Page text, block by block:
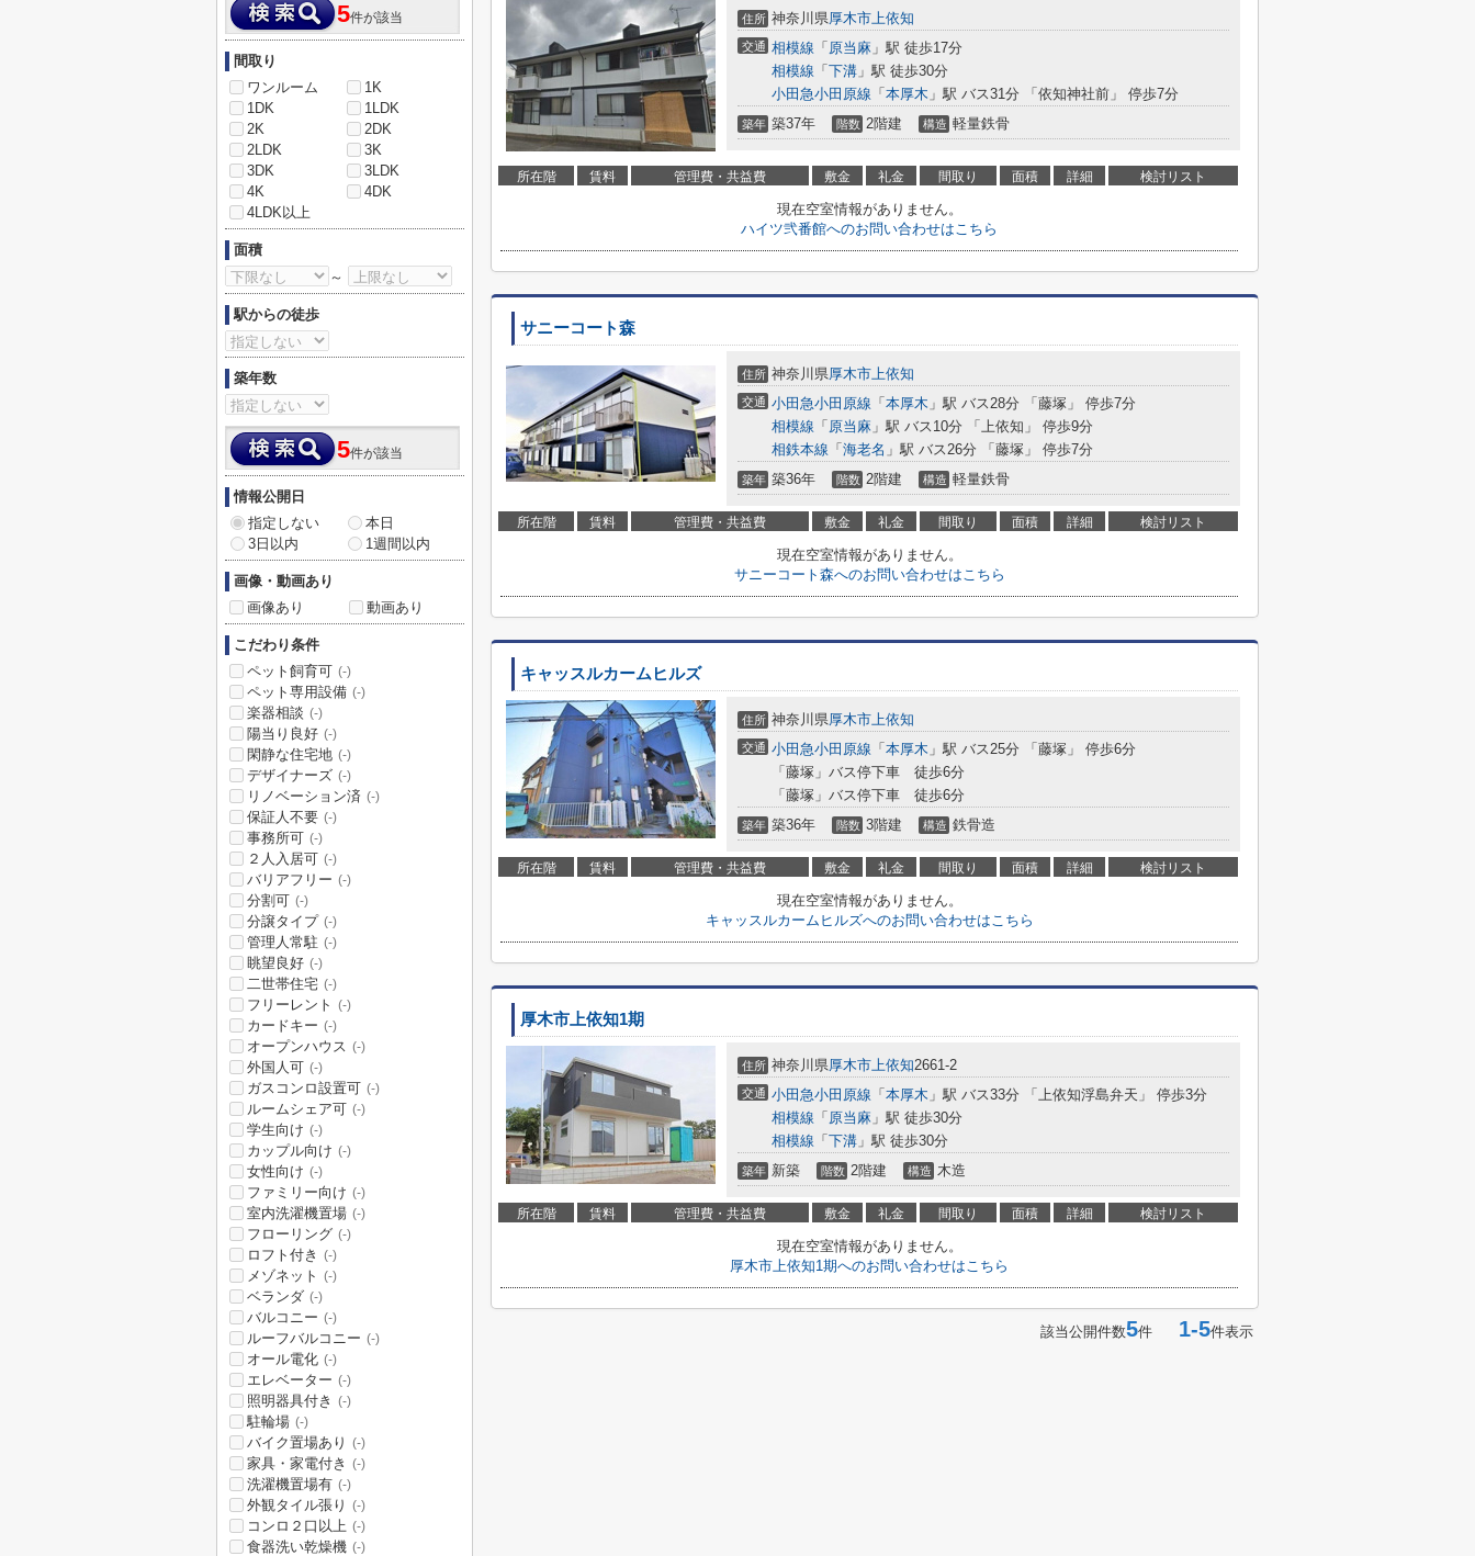
住所 神奈川県厚木市上依知
交通 相模線 「 原当麻 」駅 徒歩17分
相模線 「 下溝 」駅 徒歩30分
小田急小田原線 「 本厚木 」駅 バス31分 「依知神社前」 停歩7分
築年 築37年 階数 2階建 構造 軽量鉄骨
所在階 賃料 管理費・共益費 敷金 礼金 間取り 面積 詳細 検討リスト
現在空室情報がありません。
ハイツ弐番館へのお問い合わせはこちら
サニーコート森
住所 神奈川県厚木市上依知
交通 小田急小田原線 「 本厚木 」駅 バス28分 「藤塚」 停歩7分
相模線 「 原当麻 」駅 バス10分 「上依知」 停歩9分
相鉄本線 「 海老名 」駅 バス26分 「藤塚」 停歩7分
築年 築36年 階数 2階建 構造 軽量鉄骨
所在階 賃料 管理費・共益費 敷金 礼金 間取り 面積 詳細 検討リスト
現在空室情報がありません。
サニーコート森へのお問い合わせはこちら
キャッスルカームヒルズ
住所 神奈川県厚木市上依知
交通 小田急小田原線 「 本厚木 」駅 バス25分 「藤塚」 停歩6分
「藤塚」バス停下車 徒歩6分
「藤塚」バス停下車 徒歩6分
築年 築36年 階数 3階建 構造 鉄骨造
所在階 賃料 管理費・共益費 敷金 礼金 間取り 面積 詳細 検討リスト
現在空室情報がありません。
キャッスルカームヒルズへのお問い合わせはこちら
厚木市上依知1期
住所 神奈川県厚木市上依知2661-2
交通 小田急小田原線 「 本厚木 」駅 バス33分 「上依知浮島弁天」 停歩3分
相模線 「 原当麻 」駅 徒歩30分
相模線 「 下溝 」駅 徒歩30分
築年 新築 階数 2階建 構造 木造
所在階 賃料 管理費・共益費 敷金 礼金 間取り 面積 詳細 検討リスト
現在空室情報がありません。
厚木市上依知1期へのお問い合わせはこちら
該当公開件数5件 1-5件表示
5件が該当
間取り
ワンルーム
1K
1DK
1LDK
2K
2DK
2LDK
3K
3DK
3LDK
4K
4DK
4LDK以上
面積
～
駅からの徒歩
築年数
5件が該当
情報公開日
指定しない
本日
3日以内
1週間以内
画像・動画あり
画像あり
動画あり
こだわり条件
ペット飼育可 (-)
ペット専用設備 (-)
楽器相談 (-)
陽当り良好 (-)
閑静な住宅地 (-)
デザイナーズ (-)
リノベーション済 (-)
保証人不要 (-)
事務所可 (-)
２人入居可 (-)
バリアフリー (-)
分割可 (-)
分譲タイプ (-)
管理人常駐 (-)
眺望良好 (-)
二世帯住宅 (-)
フリーレント (-)
カードキー (-)
オープンハウス (-)
外国人可 (-)
ガスコンロ設置可 (-)
ルームシェア可 (-)
学生向け (-)
カップル向け (-)
女性向け (-)
ファミリー向け (-)
室内洗濯機置場 (-)
フローリング (-)
ロフト付き (-)
メゾネット (-)
ベランダ (-)
バルコニー (-)
ルーフバルコニー (-)
オール電化 (-)
エレベーター (-)
照明器具付き (-)
駐輪場 (-)
バイク置場あり (-)
家具・家電付き (-)
洗濯機置場有 (-)
外観タイル張り (-)
コンロ２口以上 (-)
食器洗い乾燥機 (-)